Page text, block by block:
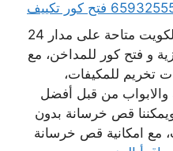
خدمات شركة قص خرسانة الكويت متاحة على مدار 24
و فتح كور للمداخن، مع
تخريم للمكيفات،
والابواب من قبل أفضل
قص خرسانة بدون
مع امكانية قص خرسانة